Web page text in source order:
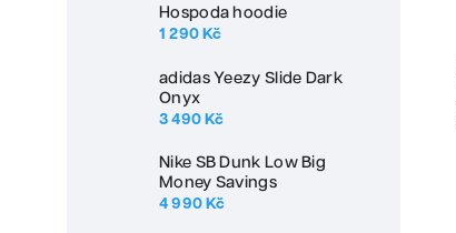
Hospoda hoodie
1 290 Kč
adidas Yeezy Slide Dark
Onyx
3 490 Kč
Nike SB Dunk Low Big
Money Savings
4 990 Kč